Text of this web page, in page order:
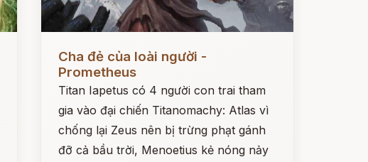
Cha đẻ của loài người -
Prometheus
Titan Iapetus có 4 người con trai tham
gia vào đại chiến Titanomachy: Atlas vì
chống lại Zeus nên bị trừng phạt gánh
đỡ cả bầu trời, Menoetius kẻ nóng nảy